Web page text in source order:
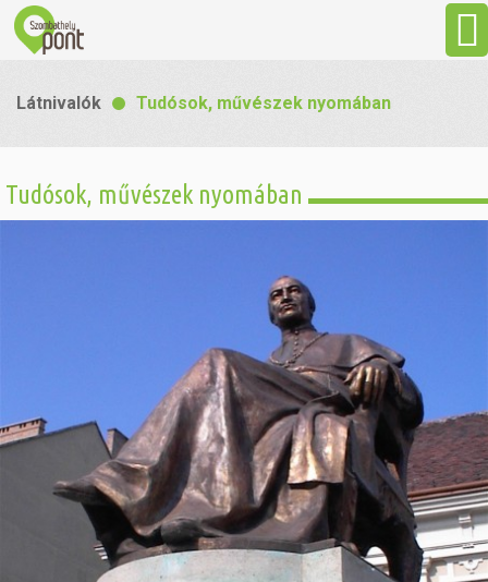
Látnivalók
Szabadidő
Hasznos
Látnivalók Tudósok, művészek nyomában
Tudósok, művészek nyomában